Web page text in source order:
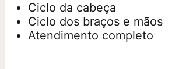
Ciclo da cabeça
Ciclo dos braços e mãos
Atendimento completo